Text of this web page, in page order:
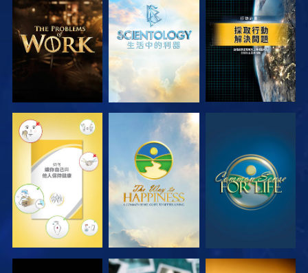
探索系列節目 探索系列節目 觀看
觀看 觀看 觀看